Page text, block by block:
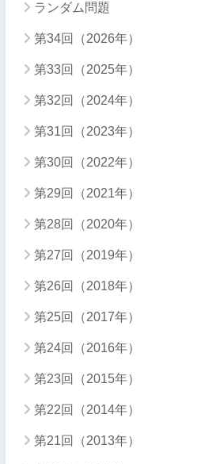
ランダム問題
第34回（2026年）
第33回（2025年）
第32回（2024年）
第31回（2023年）
第30回（2022年）
第29回（2021年）
第28回（2020年）
第27回（2019年）
第26回（2018年）
第25回（2017年）
第24回（2016年）
第23回（2015年）
第22回（2014年）
第21回（2013年）